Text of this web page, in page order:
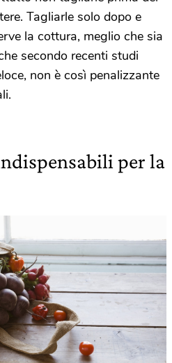
Tagliarle solo dopo e
la cottura, meglio che sia
secondo recenti studi
non è così penalizzante
per la